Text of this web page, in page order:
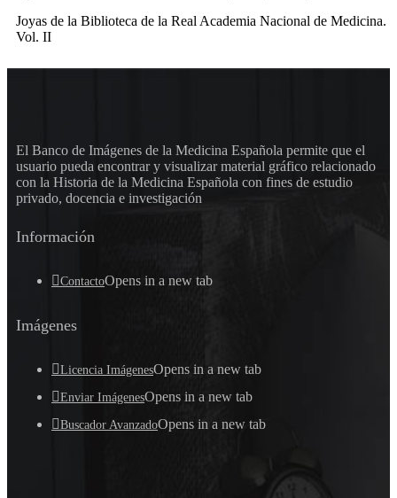
Joyas de la Biblioteca de la Real Academia Nacional de Medicina.
Vol. II
El Banco de Imágenes de la Medicina Española permite que el
usuario pueda encontrar y visualizar material gráfico relacionado
con la Historia de la Medicina Española con fines de estudio
privado, docencia e investigación
Información
ContactoOpens in a new tab
Imágenes
Licencia ImágenesOpens in a new tab
Enviar ImágenesOpens in a new tab
Buscador AvanzadoOpens in a new tab